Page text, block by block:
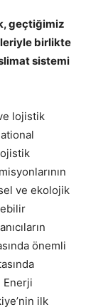
geçtiğimiz
birlikte
sistemi
lojistik
ve ekolojik
önemli
Enerji
ilk